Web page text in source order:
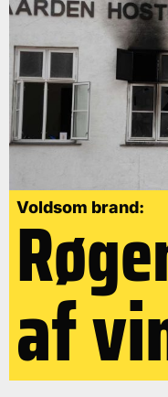
Voldsom brand:
af